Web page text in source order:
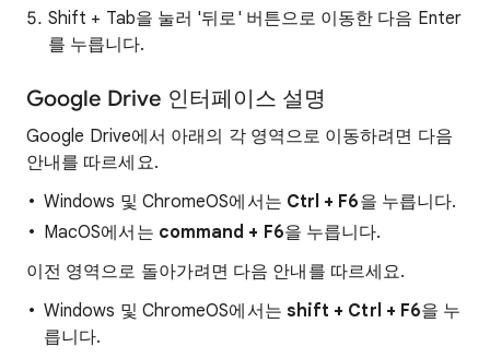
Shift + Tab을 눌러 '뒤로' 버튼으로 이동한 다음 Enter
를 누릅니다.
Google Drive 인터페이스 설명
Google Drive에서 아래의 각 영역으로 이동하려면 다음
안내를 따르세요.
Windows 및 ChromeOS에서는 Ctrl + F6을 누릅니다.
MacOS에서는 command + F6을 누릅니다.
이전 영역으로 돌아가려면 다음 안내를 따르세요.
Windows 및 ChromeOS에서는 shift + Ctrl + F6을 누
릅니다.